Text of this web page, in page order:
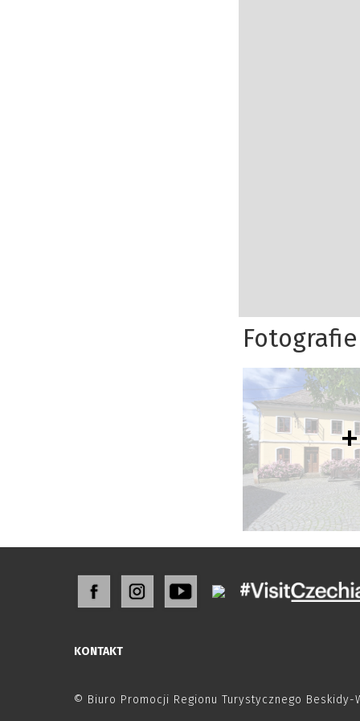
Fotografie
KONTAKT
© Biuro Promocji Regionu Turystycznego Beskidy-